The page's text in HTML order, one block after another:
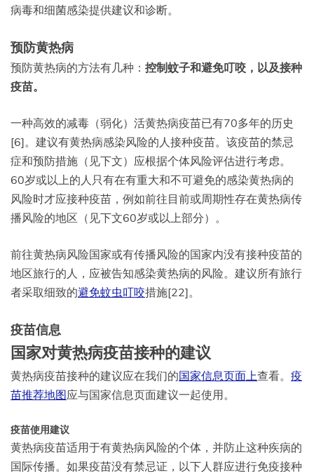
病毒和细菌感染提供建议和诊断。
预防黄热病
预防黄热病的方法有几种： 控制蚊子和避免叮咬，以及接种
疫苗。
一种高效的减毒（弱化）活黄热病疫苗已有70多年的历史
[6]。建议有黄热病感染风险的人接种疫苗。该疫苗的禁忌
症和预防措施（见下文）应根据个体风险评估进行考虑。
60岁或以上的人只有在有重大和不可避免的感染黄热病的
风险时才应接种疫苗，例如前往目前或周期性存在黄热病传
播风险的地区（见下文60岁或以上部分）。
前往黄热病风险国家或有传播风险的国家内没有接种疫苗的
地区旅行的人，应被告知感染黄热病的风险。建议所有旅行
者采取细致的避免蚊虫叮咬措施[22]。
疫苗信息
国家对黄热病疫苗接种的建议
黄热病疫苗接种的建议应在我们的国家信息页面上查看。 疫
苗推荐地图应与国家信息页面建议一起使用。
疫苗使用建议
黄热病疫苗适用于有黄热病风险的个体，并防止这种疾病的
国际传播。如果疫苗没有禁忌证，以下人群应进行免疫接种